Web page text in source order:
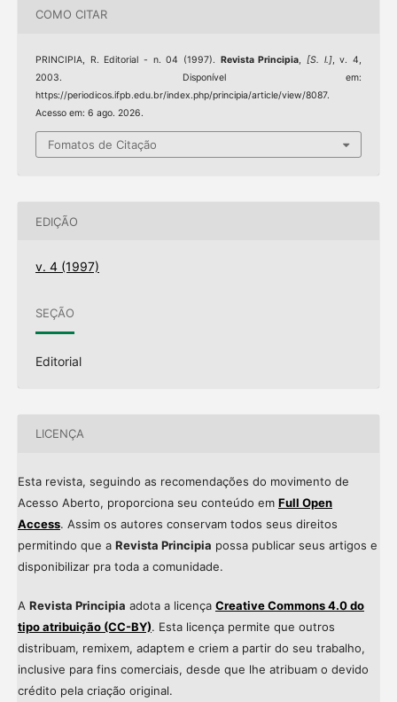
COMO CITAR
PRINCIPIA, R. Editorial - n. 04 (1997). Revista Principia,[S. l.], v. 4,
2003. Disponível em:
https://periodicos.ifpb.edu.br/index.php/principia/article/view/8087.
Acesso em: 6 ago. 2026.
Fomatos de Citação
EDIÇÃO
v. 4 (1997)
SEÇÃO
Editorial
LICENÇA
Esta revista, seguindo as recomendações do movimento de
Acesso Aberto, proporciona seu conteúdo em Full Open
Access. Assim os autores conservam todos seus direitos
permitindo que a Revista Principia possa publicar seus artigos e
disponibilizar pra toda a comunidade.
A Revista Principia adota a licença Creative Commons 4.0 do
tipo atribuição (CC-BY). Esta licença permite que outros
distribuam, remixem, adaptem e criem a partir do seu trabalho,
inclusive para fins comerciais, desde que lhe atribuam o devido
crédito pela criação original.